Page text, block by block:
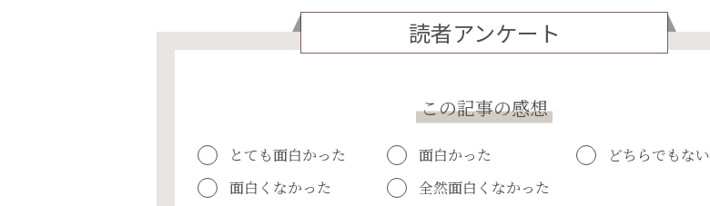
読者アンケート
この記事の感想
とても面白かった 面白かった
どちらでもない
面白くなかった
全然面白くなかった